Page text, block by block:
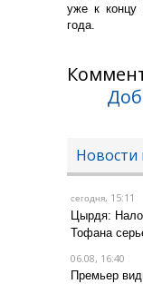
уже к концу
года.
Новости
сегодня, 15:11
Цырдя:
Тофана
06.08, 16:40
Премьер